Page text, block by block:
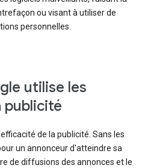
ou visant à utiliser de
personnelles.
utilise les
publicité
de la publicité. Sans les
un annonceur d'atteindre sa
de diffusions des annonces et le